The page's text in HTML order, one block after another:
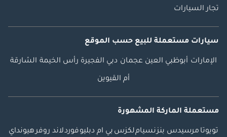
تجار السيارات
سيارات مستعملة للبيع حسب الموقع
الإمارات أبوظبي العين عجمان دبي الفجيرة رأس الخيمة الشارقة
أم القيوين
مستعملة الماركة المشهورة
تويوتا مرسيدس بنزنسياملكزس بي ام دبليوفوردلاند روفرهيونداي